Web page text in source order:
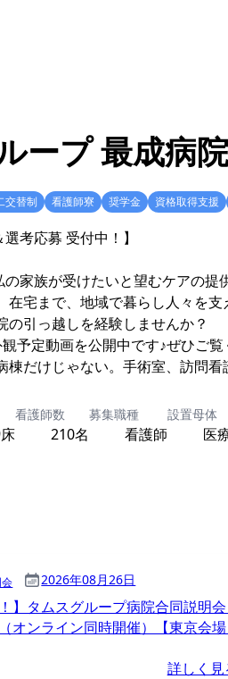
ープ 最成病院
交替制 看護師寮 奨学金 資格取得支援
考応募 受付中！】
家族が受けたいと望むケアの提
宅まで、地域で暮らし人々を支
引っ越しを経験しませんか？
予定動画を公開中です♪ぜひご覧
だけじゃない。手術室、訪問看
看護師数
210名
募集職種
看護師
設置母体
医
2026年08月26日
】タムスグループ病院合同説明会
オンライン同時開催）【東京会場
詳しく見